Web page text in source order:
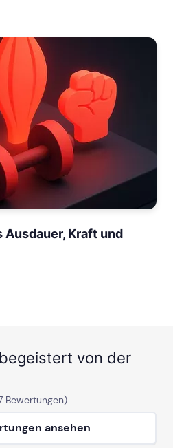
Ausdauer, Kraft und
von der
Bewertungen)
ansehen